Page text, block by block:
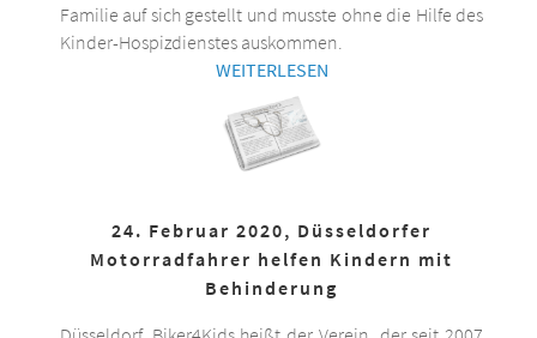
Familie auf sich gestellt und musste ohne die Hilfe des
Kinder-Hospizdienstes auskommen.
WEITERLESEN
24. Februar 2020, Düsseldorfer
Motorradfahrer helfen Kindern mit
Behinderung